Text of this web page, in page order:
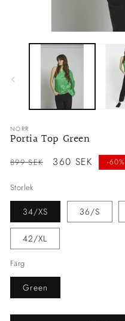
mediet
modalfönster
NORR
Portia Top Green
Ordinarie
899 SEK Försäljningspris
360 SEK -60%
Storlek
34/XS 36/S
42/XL
Färg
Green